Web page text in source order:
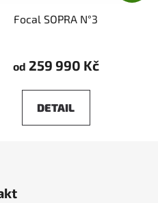
Focal SOPRA N°3
od 259 990 Kč
DETAIL